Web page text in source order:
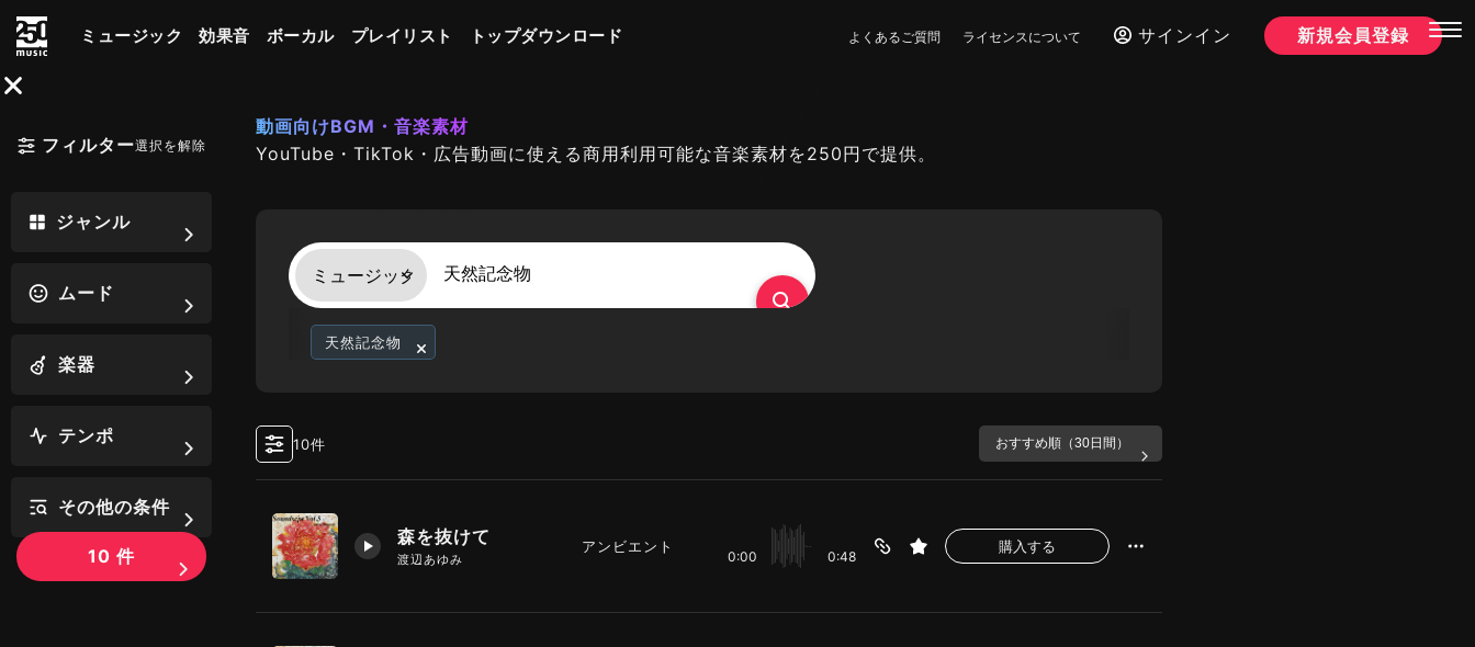
ミュージック 効果音 ボーカル プレイリスト トップダウンロード よくあるご質問 ライセンスについて サインイン 新規会員登録
フィルター選択を解除
ジャンル
ムード
楽器
テンポ
その他の条件
10 件
動画向けBGM・音楽素材
YouTube・TikTok・広告動画に使える商用利用可能な音楽素材を250円で提供。
天然記念物
10件
森を抜けて
渡辺あゆみ
アンビエント
0:00 0:48
購入する